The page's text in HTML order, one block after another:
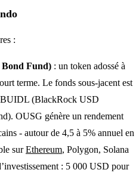
:
Bond Fund) : un token adossé à
terme. Le fonds sous-jacent est
BUIDL (BlackRock USD
OUSG génère un rendement
- autour de 4,5 à 5% annuel en
surEthereum, Polygon, Solana
: 5 000 USD pour